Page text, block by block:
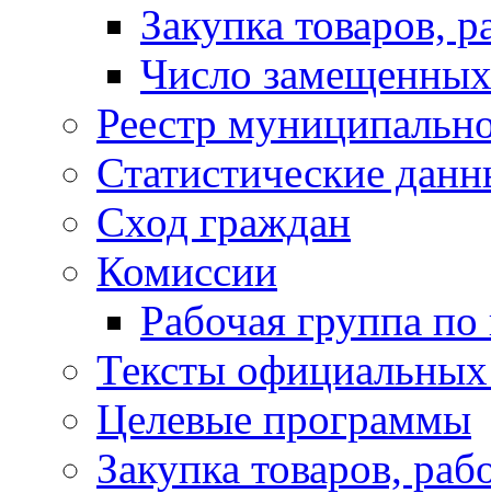
Закупка товаров,
Число
Реестр
Статистические
Сход граждан
Комиссии
Рабочая группа
Тексты
Целевые программы
Закупка товаров,